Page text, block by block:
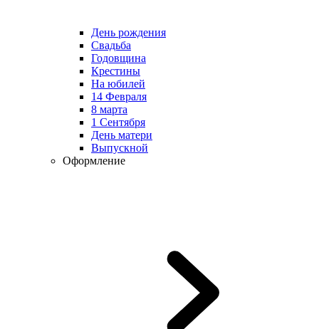
День рождения
Свадьба
Годовщина
Крестины
На юбилей
14 Февраля
8 марта
1 Сентября
День матери
Выпускной
Оформление